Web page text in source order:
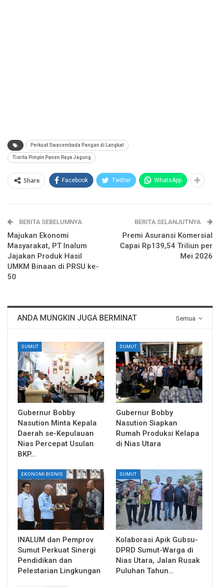
Perkuat Swasembada Pangan di Langkat
Tiorita Pimpin Panen Raya Jagung
Share Facebook Twitter WhatsApp
BERITA SEBELUMNYA
Majukan Ekonomi
Masyarakat, PT Inalum
Jajakan Produk Hasil
UMKM Binaan di PRSU ke-
50
BERITA SELANJUTNYA
Premi Asuransi Komersial
Capai Rp139,54 Triliun per
Mei 2026
Semua
ANDA MUNGKIN JUGA BERMINAT
SUMUT
Gubernur Bobby
Nasution Minta Kepala
Daerah se-Kepulauan
Nias Percepat Usulan
BKP…
SUMUT
Gubernur Bobby
Nasution Siapkan
Rumah Produksi Kelapa
di Nias Utara
EKONOMI BISNIS
INALUM dan Pemprov
Sumut Perkuat Sinergi
Pendidikan dan
Pelestarian Lingkungan
SUMUT
Kolaborasi Apik Gubsu-
DPRD Sumut-Warga di
Nias Utara, Jalan Rusak
Puluhan Tahun…